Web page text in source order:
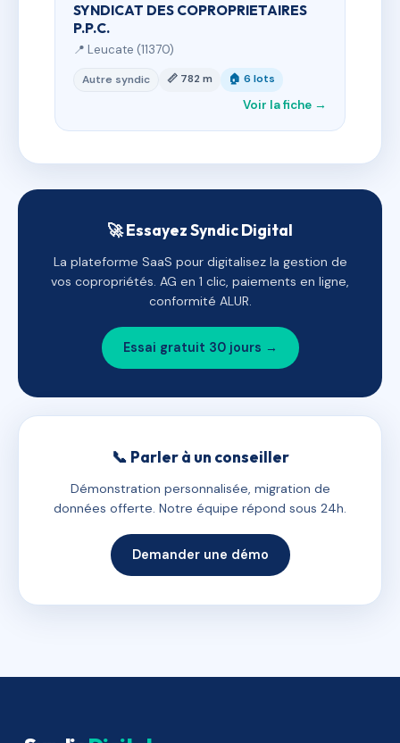
SYNDICAT DES COPROPRIETAIRES
P.P.C.
📍 Leucate (11370)
Autre syndic 📏 782 m 🏠 6 lots
Voir la fiche →
🚀 Essayez Syndic Digital
La plateforme SaaS pour digitalisez la gestion de
vos copropriétés. AG en 1 clic, paiements en ligne,
conformité ALUR.
Essai gratuit 30 jours →
📞 Parler à un conseiller
Démonstration personnalisée, migration de
données offerte. Notre équipe répond sous 24h.
Demander une démo